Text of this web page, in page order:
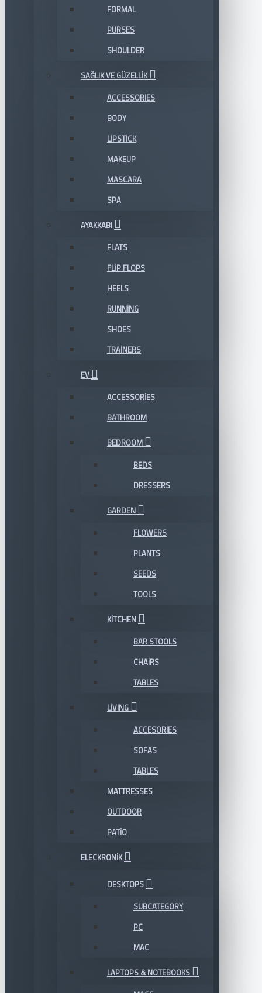
FORMAL
PURSES
SHOULDER
SAĞLIK VE GÜZELLIK
ACCESSORIES
BODY
LIPSTICK
MAKEUP
MASCARA
SPA
AYAKKABI
FLATS
FLIP FLOPS
HEELS
RUNNING
SHOES
TRAINERS
EV
ACCESSORIES
BATHROOM
BEDROOM
BEDS
DRESSERS
GARDEN
FLOWERS
PLANTS
SEEDS
TOOLS
KITCHEN
BAR STOOLS
CHAIRS
TABLES
LIVING
ACCESORIES
SOFAS
TABLES
MATTRESSES
OUTDOOR
PATIO
ELECKRONIK
DESKTOPS
SUBCATEGORY
PC
MAC
LAPTOPS & NOTEBOOKS